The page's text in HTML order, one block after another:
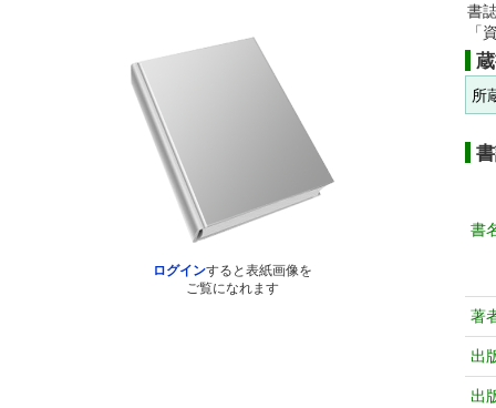
ログインすると表紙画像を
ご覧になれます
書
「
所
書
著
出
出